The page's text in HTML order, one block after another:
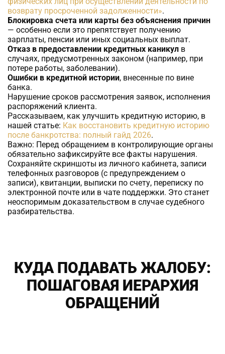
возврату просроченной задолженности».
Блокировка счета или карты без объяснения причин
— особенно если это препятствует получению
зарплаты, пенсии или иных социальных выплат.
Отказ в предоставлении кредитных каникул в
случаях, предусмотренных законом (например, при
потере работы, заболевании).
Ошибки в кредитной истории, внесенные по вине
банка.
Нарушение сроков рассмотрения заявок, исполнения
распоряжений клиента.
Рассказываем, как улучшить кредитную историю, в
нашей статье: Как восстановить кредитную историю
после банкротства: полный гайд 2026.
Важно: Перед обращением в контролирующие органы
обязательно зафиксируйте все факты нарушения.
Сохраняйте скриншоты из личного кабинета, записи
телефонных разговоров (с предупреждением о
записи), квитанции, выписки по счету, переписку по
электронной почте или в чате поддержки. Это станет
неоспоримым доказательством в случае судебного
разбирательства.
КУДА ПОДАВАТЬ ЖАЛОБУ:
ПОШАГОВАЯ ИЕРАРХИЯ
ОБРАЩЕНИЙ